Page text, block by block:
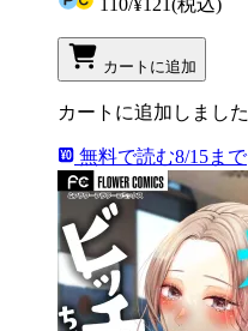
110/¥121(税込)
カートに追加
カートに追加しました
無料で読む8/15まで